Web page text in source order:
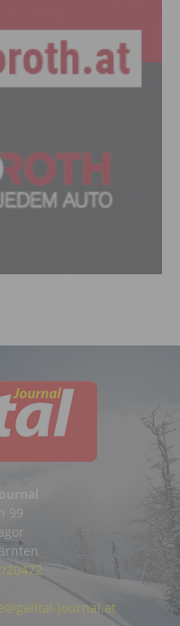
99
20472
journal.at